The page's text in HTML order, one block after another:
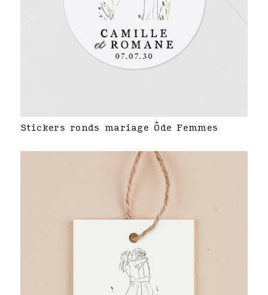
Stickers ronds mariage Ôde Femmes